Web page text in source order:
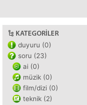
KATEGORILER
duyuru (0)
soru (23)
ai (0)
müzik (0)
film/dizi (0)
teknik (2)